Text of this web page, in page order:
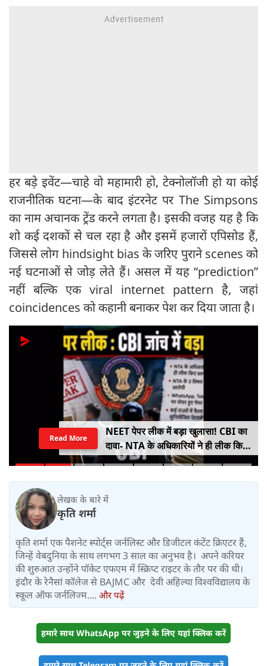
हर बड़े इवेंट—चाहे वो महामारी हो, टेक्नोलॉजी हो या कोई
राजनीतिक घटना—के बाद इंटरनेट पर The Simpsons
का नाम अचानक ट्रेंड करने लगता है। इसकी वजह यह है कि
शो कई दशकों से चल रहा है और इसमें हजारों एपिसोड हैं,
जिससे लोग hindsight bias के जरिए पुराने scenes को
नई घटनाओं से जोड़ लेते हैं। असल में यह “prediction”
नहीं बल्कि एक viral internet pattern है, जहां
coincidences को कहानी बनाकर पेश कर दिया जाता है।
Gen Z पर मोहन भागवत के बयान से
सियासी बवाल, प्रियंका गांधी बोलीं- छात्रों
को किसी सर्टिफिकेट की जरूरत नहीं
Read More
लेखक के बारे में
कृति शर्मा
कृति शर्मा एक पैशनेट स्पोर्ट्स जर्नलिस्ट और डिजीटल कंटेंट क्रिएटर हैं,
जिन्हें वेबदुनिया के साथ लगभग 3 साल का अनुभव है। अपने करियर
की शुरुआत उन्होंने पॉकेट एफएम में स्क्रिप्ट राइटर के तौर पर की थी।
इंदौर के रेनैसां कॉलेज से BAJMC और देवी अहिल्या विश्वविद्यालय के
स्कूल ऑफ जर्नलिज्म.... और पढ़ें
हमारे साथ WhatsApp पर जुड़ने के लिए यहां क्लिक करें